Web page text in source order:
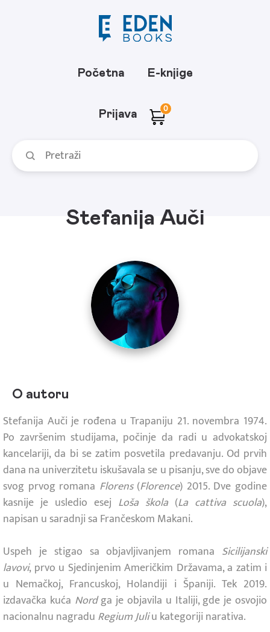
Početna E-knjige
Prijava 0
Stefanija Auči
O autoru
Stefanija Auči je rođena u Trapaniju 21. novembra 1974.
Po završenim studijama, počinje da radi u advokatskoj
kancelariji, da bi se zatim posvetila predavanju. Od prvih
dana na univerzitetu iskušavala se u pisanju, sve do objave
svog prvog romana Florens(Florence) 2015. Dve godine
kasnije je usledio esej Loša škola(La cattiva scuola),
napisan u saradnji sa Frančeskom Makani.
Uspeh je stigao sa objavljivanjem romana Sicilijanski
lavovi, prvo u Sjedinjenim Američkim Državama, a zatim i
u Nemačkoj, Francuskoj, Holandiji i Španiji. Tek 2019.
izdavačka kuća Nordga je objavila u Italiji, gde je osvojio
nacionalnu nagradu Regium Juliu kategoriji narativa.